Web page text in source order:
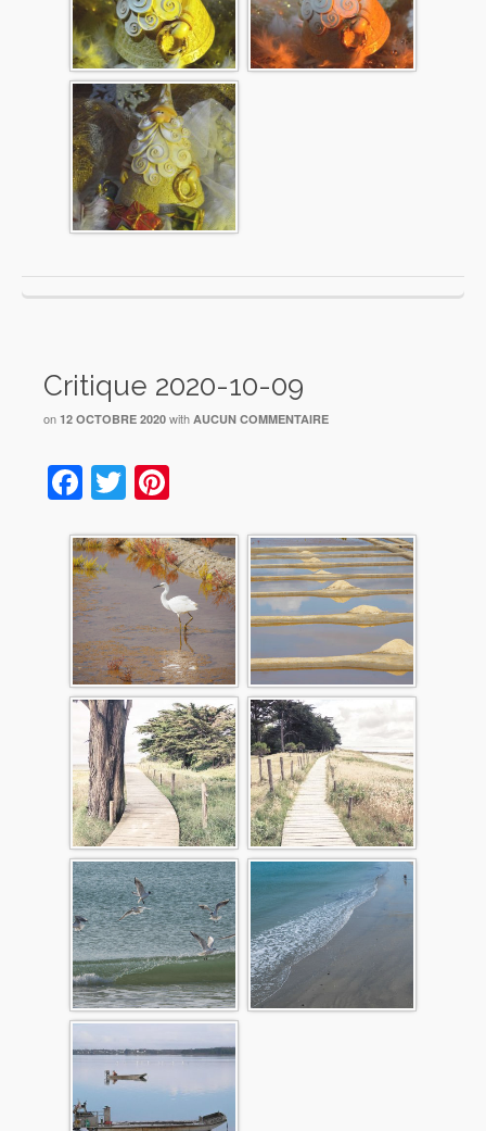
Critique 2020-10-09
on 12 OCTOBRE 2020 with AUCUN COMMENTAIRE
Facebook
Twitter